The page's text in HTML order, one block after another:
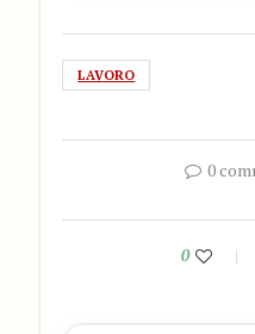
LAVORO
0
0